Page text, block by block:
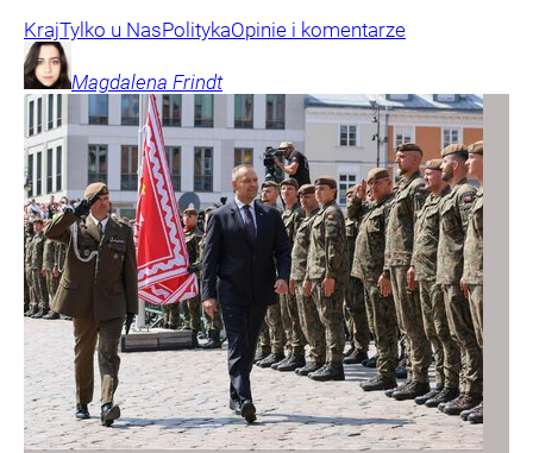
KrajTylko u NasPolitykaOpinie i komentarze
Magdalena Frindt